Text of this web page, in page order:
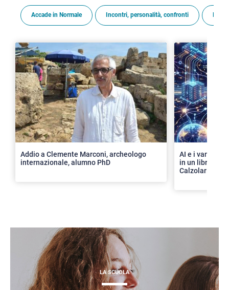
Accade in Normale Incontri, personalità, confronti
Addio a Clemente Marconi, archeologo
internazionale, alumno PhD
AI e i vantaggi
in un libro con
Calzolari
>
LA SCUOLA